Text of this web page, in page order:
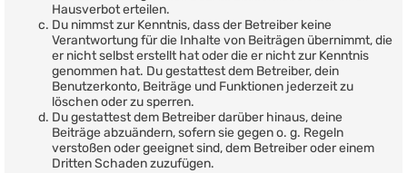
Hausverbot erteilen.
Du nimmst zur Kenntnis, dass der Betreiber keine
Verantwortung für die Inhalte von Beiträgen übernimmt, die
er nicht selbst erstellt hat oder die er nicht zur Kenntnis
genommen hat. Du gestattest dem Betreiber, dein
Benutzerkonto, Beiträge und Funktionen jederzeit zu
löschen oder zu sperren.
Du gestattest dem Betreiber darüber hinaus, deine
Beiträge abzuändern, sofern sie gegen o. g. Regeln
verstoßen oder geeignet sind, dem Betreiber oder einem
Dritten Schaden zuzufügen.